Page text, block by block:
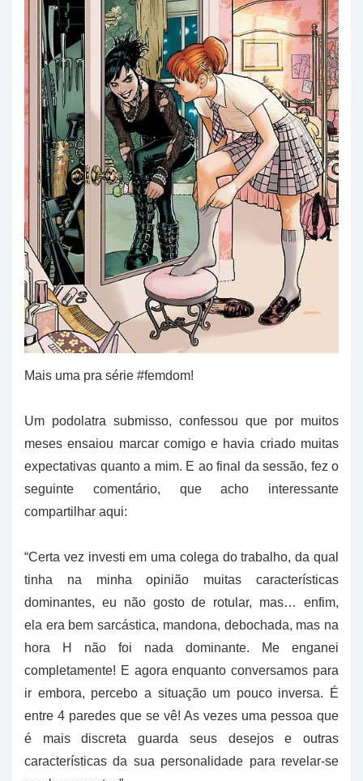
Mais uma pra série #femdom!
Um podolatra submisso, confessou que por muitos
meses ensaiou marcar comigo e havia criado muitas
expectativas quanto a mim. E ao final da sessão, fez o
seguinte comentário, que acho interessante
compartilhar aqui:
“Certa vez investi em uma colega do trabalho, da qual
tinha na minha opinião muitas características
dominantes, eu não gosto de rotular, mas… enfim,
ela era bem sarcástica, mandona, debochada, mas na
hora H não foi nada dominante. Me enganei
completamente! E agora enquanto conversamos para
ir embora, percebo a situação um pouco inversa. É
entre 4 paredes que se vê! As vezes uma pessoa que
é mais discreta guarda seus desejos e outras
características da sua personalidade para revelar-se